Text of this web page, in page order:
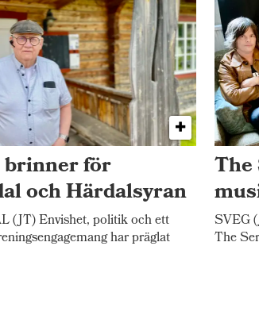
för
och Härdalsyran
(JT) Envishet, politik och ett
har präglat
The
SVEG
The